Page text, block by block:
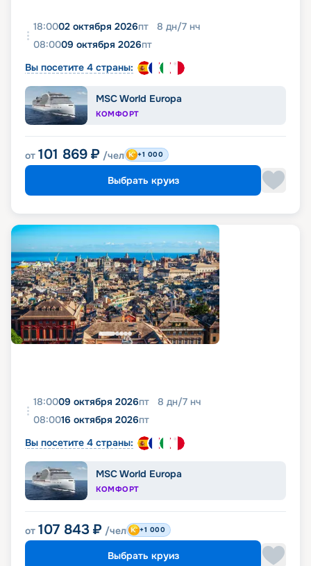
18:0002 октября 2026пт 8 дн/7 нч
08:0009 октября 2026пт
Вы посетите 4 страны:
MSC World Europa
КОМФОРТ
от 101 869 ₽ /чел +1 000
Выбрать круиз
18:0009 октября 2026пт 8 дн/7 нч
08:0016 октября 2026пт
Вы посетите 4 страны:
MSC World Europa
КОМФОРТ
от 107 843 ₽ /чел +1 000
Выбрать круиз